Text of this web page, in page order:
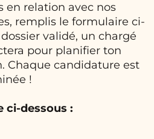
en relation avec nos
remplis le formulaire ci-
validé, un chargé
pour planifier ton
Chaque candidature est
!
ci-dessous :